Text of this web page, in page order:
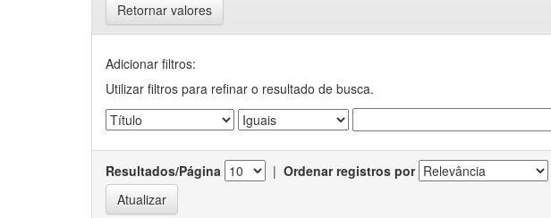
Retornar valores
Adicionar filtros:
Utilizar filtros para refinar o resultado de busca.
Resultados/Página | Ordenar registros por